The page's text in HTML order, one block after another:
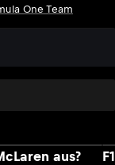
One Team
aus?